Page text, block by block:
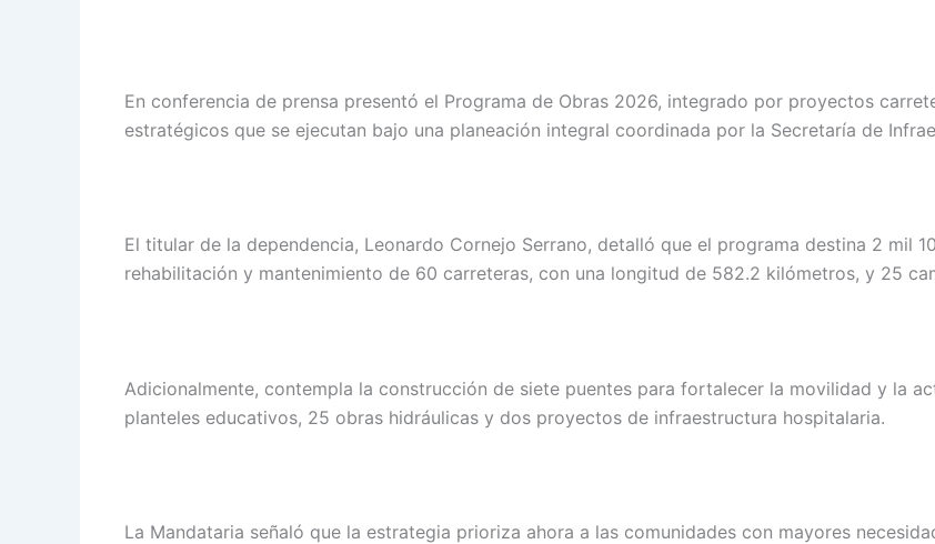
En conferencia de prensa presentó el Programa de Obras 2026, integrado por proyectos
estratégicos que se ejecutan bajo una planeación integral coordinada por la Secretaría de
El titular de la dependencia, Leonardo Cornejo Serrano, detalló que el programa destina 2 mil
rehabilitación y mantenimiento de 60 carreteras, con una longitud de 582.2 kilómetros, y 25
Adicionalmente, contempla la construcción de siete puentes para fortalecer la movilidad y la
planteles educativos, 25 obras hidráulicas y dos proyectos de infraestructura hospitalaria.
La Mandataria señaló que la estrategia prioriza ahora a las comunidades con mayores